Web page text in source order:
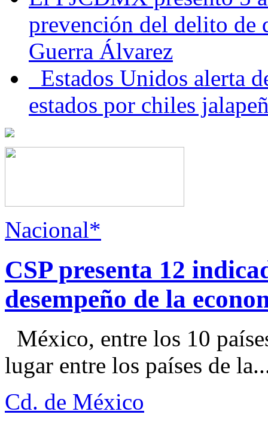
prevención del delito de
Guerra Álvarez
Estados Unidos alerta
estados por chiles
Nacional*
CSP presenta 12
desempeño de la
México, entre los 10
lugar entre los países de
Cd. de México